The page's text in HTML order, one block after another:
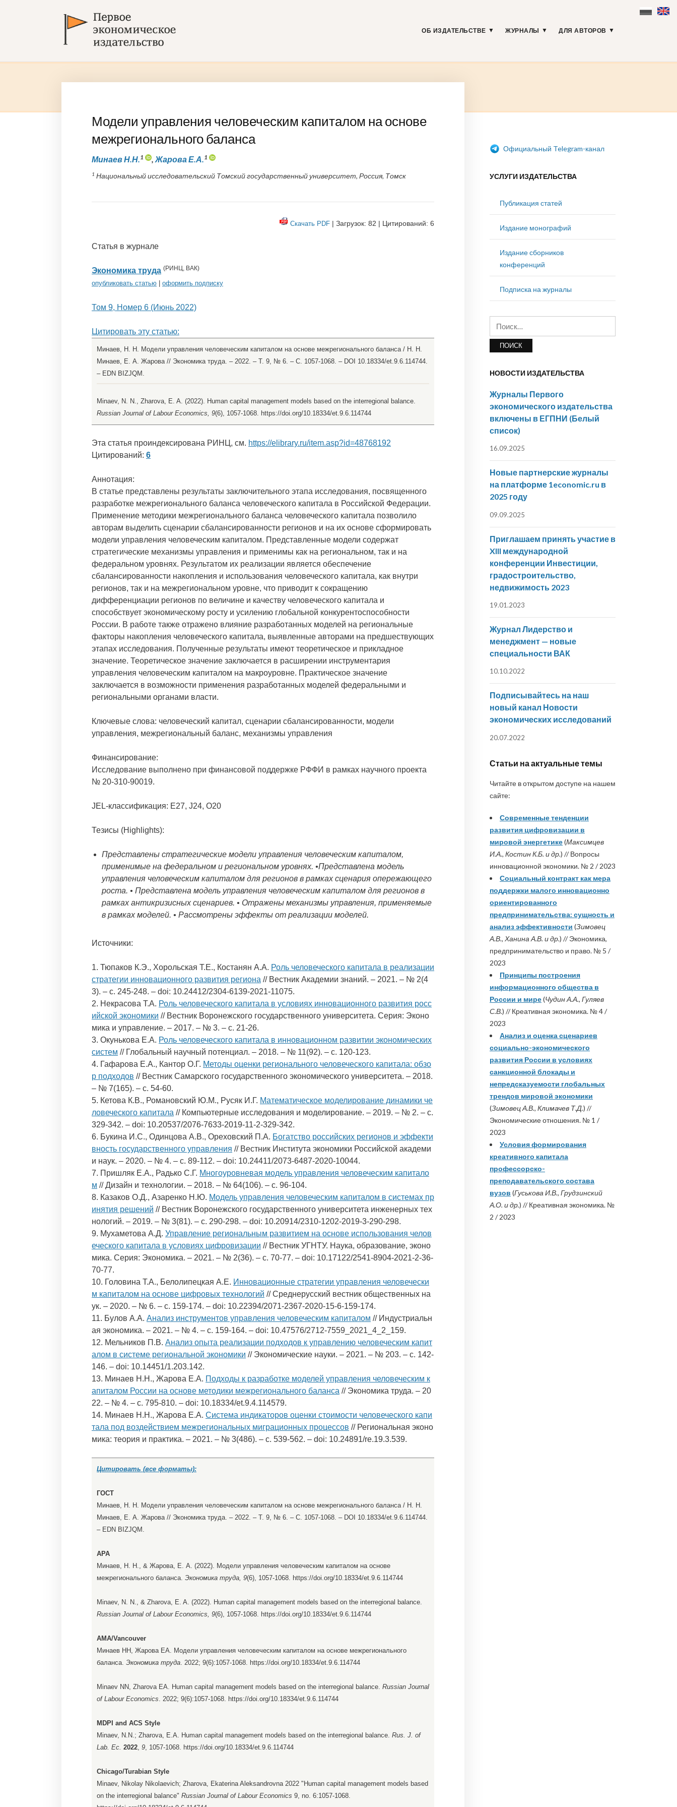
ОБ ИЗДАТЕЛЬСТВЕ ЖУРНАЛЫ ДЛЯ АВТОРОВ
Модели управления человеческим капиталом на основе
межрегионального баланса
Минаев Н.Н.1 , Жарова Е.А.1
1 Национальный исследовательский Томский государственный университет, Россия, Томск
Скачать PDF | Загрузок: 82 | Цитирований: 6
Статья в журнале
Экономика труда (РИНЦ, ВАК)
опубликовать статью оформить подписку
Том 9, Номер 6 (Июнь 2022)
Цитировать эту статью:
Минаев, Н. Н. Модели управления человеческим капиталом на основе межрегионального баланса / Н. Н.
Минаев, Е. А. Жарова // Экономика труда. – 2022. – Т. 9, № 6. – С. 1057-1068. – DOI 10.18334/et.9.6.114744.
– EDN BIZJQM.
Minaev, N. N., Zharova, E. A. (2022). Human capital management models based on the interregional balance.
Russian Journal of Labour Economics, 9(6), 1057-1068. https://doi.org/10.18334/et.9.6.114744
Эта статья проиндексирована РИНЦ, см. https://elibrary.ru/item.asp?id=48768192
Цитирований: 6
Аннотация:
В статье представлены результаты заключительного этапа исследования, посвященного
разработке межрегионального баланса человеческого капитала в Российской Федерации.
Применение методики межрегионального баланса человеческого капитала позволило
авторам выделить сценарии сбалансированности регионов и на их основе сформировать
модели управления человеческим капиталом. Представленные модели содержат
стратегические механизмы управления и применимы как на региональном, так и на
федеральном уровнях. Результатом их реализации является обеспечение
сбалансированности накопления и использования человеческого капитала, как внутри
регионов, так и на межрегиональном уровне, что приводит к сокращению
дифференциации регионов по величине и качеству человеческого капитала и
способствует экономическому росту и усилению глобальной конкурентоспособности
России. В работе также отражено влияние разработанных моделей на региональные
факторы накопления человеческого капитала, выявленные авторами на предшествующих
этапах исследования. Полученные результаты имеют теоретическое и прикладное
значение. Теоретическое значение заключается в расширении инструментария
управления человеческим капиталом на макроуровне. Практическое значение
заключается в возможности применения разработанных моделей федеральными и
региональными органами власти.
Ключевые слова: человеческий капитал, сценарии сбалансированности, модели
управления, межрегиональный баланс, механизмы управления
Финансирование:
Исследование выполнено при финансовой поддержке РФФИ в рамках научного проекта
№ 20-310-90019.
JEL-классификация: E27, J24, O20
Тезисы (Highlights):
Представлены стратегические модели управления человеческим капиталом,
применимые на федеральном и региональном уровнях. •Представлена модель
управления человеческим капиталом для регионов в рамках сценария опережающего
роста. • Представлена модель управления человеческим капиталом для регионов в
рамках антикризисных сценариев. • Отражены механизмы управления, применяемые
в рамках моделей. • Рассмотрены эффекты от реализации моделей.
Источники:
1. Тюпаков К.Э., Хорольская Т.Е., Костанян A.A. Роль человеческого капитала в реализации
стратегии инновационного развития региона // Вестник Академии знаний. – 2021. – № 2(4
3). – c. 245-248. – doi: 10.24412/2304-6139-2021-11075.
2. Некрасова Т.А. Роль человеческого капитала в условиях инновационного развития росс
ийской экономики // Вестник Воронежского государственного университета. Серия: Эконо
мика и управление. – 2017. – № 3. – c. 21-26.
3. Окунькова Е.А. Роль человеческого капитала в инновационном развитии экономических
систем // Глобальный научный потенциал. – 2018. – № 11(92). – c. 120-123.
4. Гафарова Е.А., Кантор О.Г. Методы оценки регионального человеческого капитала: обзо
р подходов // Вестник Самарского государственного экономического университета. – 2018.
– № 7(165). – c. 54-60.
5. Кетова К.В., Романовский Ю.М., Русяк И.Г. Математическое моделирование динамики че
ловеческого капитала // Компьютерные исследования и моделирование. – 2019. – № 2. – c.
329-342. – doi: 10.20537/2076-7633-2019-11-2-329-342.
6. Букина И.С., Одинцова А.В., Ореховский П.А. Богатство российских регионов и эффекти
вность государственного управления // Вестник Института экономики Российской академи
и наук. – 2020. – № 4. – c. 89-112. – doi: 10.24411/2073-6487-2020-10044.
7. Пришляк Е.А., Радько С.Г. Многоуровневая модель управления человеческим капитало
м // Дизайн и технологии. – 2018. – № 64(106). – c. 96-104.
8. Казаков О.Д., Азаренко Н.Ю. Модель управления человеческим капиталом в системах пр
инятия решений // Вестник Воронежского государственного университета инженерных тех
нологий. – 2019. – № 3(81). – c. 290-298. – doi: 10.20914/2310-1202-2019-3-290-298.
9. Мухаметова А.Д. Управление региональным развитием на основе использования челов
еческого капитала в условиях цифровизации // Вестник УГНТУ. Наука, образование, эконо
мика. Серия: Экономика. – 2021. – № 2(36). – c. 70-77. – doi: 10.17122/2541-8904-2021-2-36-
70-77.
10. Головина Т.А., Белолипецкая А.Е. Инновационные стратегии управления человечески
м капиталом на основе цифровых технологий // Среднерусский вестник общественных на
ук. – 2020. – № 6. – c. 159-174. – doi: 10.22394/2071-2367-2020-15-6-159-174.
11. Булов А.А. Анализ инструментов управления человеческим капиталом // Индустриальн
ая экономика. – 2021. – № 4. – c. 159-164. – doi: 10.47576/2712-7559_2021_4_2_159.
12. Мельников П.В. Анализ опыта реализации подходов к управлению человеческим капит
алом в системе региональной экономики // Экономические науки. – 2021. – № 203. – c. 142-
146. – doi: 10.14451/1.203.142.
13. Минаев Н.Н., Жарова Е.А. Подходы к разработке моделей управления человеческим к
апиталом России на основе методики межрегионального баланса // Экономика труда. – 20
22. – № 4. – c. 795-810. – doi: 10.18334/et.9.4.114579.
14. Минаев Н.Н., Жарова Е.А. Система индикаторов оценки стоимости человеческого капи
тала под воздействием межрегиональных миграционных процессов // Региональная эконо
мика: теория и практика. – 2021. – № 3(486). – c. 539-562. – doi: 10.24891/re.19.3.539.
Цитировать (все форматы):
ГОСТ
Минаев, Н. Н. Модели управления человеческим капиталом на основе межрегионального баланса / Н. Н.
Минаев, Е. А. Жарова // Экономика труда. – 2022. – Т. 9, № 6. – С. 1057-1068. – DOI 10.18334/et.9.6.114744.
– EDN BIZJQM.
APA
Минаев, Н. Н., & Жарова, Е. А. (2022). Модели управления человеческим капиталом на основе
межрегионального баланса. Экономика труда, 9(6), 1057-1068. https://doi.org/10.18334/et.9.6.114744
Minaev, N. N., & Zharova, E. A. (2022). Human capital management models based on the interregional balance.
Russian Journal of Labour Economics, 9(6), 1057-1068. https://doi.org/10.18334/et.9.6.114744
AMA/Vancouver
Минаев НН, Жарова ЕА. Модели управления человеческим капиталом на основе межрегионального
баланса. Экономика труда. 2022; 9(6):1057-1068. https://doi.org/10.18334/et.9.6.114744
Minaev NN, Zharova EA. Human capital management models based on the interregional balance. Russian Journal
of Labour Economics. 2022; 9(6):1057-1068. https://doi.org/10.18334/et.9.6.114744
MDPI and ACS Style
Minaev, N.N.; Zharova, E.A. Human capital management models based on the interregional balance. Rus. J. of
Lab. Ec. 2022, 9, 1057-1068. https://doi.org/10.18334/et.9.6.114744
Chicago/Turabian Style
Minaev, Nikolay Nikolaevich; Zharova, Ekaterina Aleksandrovna 2022 "Human capital management models based
on the interregional balance" Russian Journal of Labour Economics 9, no. 6:1057-1068.
Официальный Telegram-канал
УСЛУГИ ИЗДАТЕЛЬСТВА
Публикация статей
Издание монографий
Издание сборников
конференций
Подписка на журналы
НОВОСТИ ИЗДАТЕЛЬСТВА
Журналы Первого
экономического издательства
включены в ЕГПНИ (Белый
список)
16.09.2025
Новые партнерские журналы
на платформе 1economic.ru в
2025 году
09.09.2025
Приглашаем принять участие в
XIII международной
конференции Инвестиции,
градостроительство,
недвижимость 2023
19.01.2023
Журнал Лидерство и
менеджмент — новые
специальности ВАК
10.10.2022
Подписывайтесь на наш
новый канал Новости
экономических исследований
20.07.2022
Статьи на актуальные темы
Читайте в открытом доступе на нашем
сайте:
Современные тенденции
развития цифровизации в
мировой энергетике(Максимцев
И.А., Костин К.Б. и др.) // Вопросы
инновационной экономики. № 2 / 2023
Социальный контракт как мера
поддержки малого инновационно
ориентированного
предпринимательства: сущность и
анализ эффективности (Зимовец
А.В., Ханина А.В. и др.) // Экономика,
предпринимательство и право. № 5 /
2023
Принципы построения
информационного общества в
России и мире(Чудин А.А., Гуляев
С.В.) // Креативная экономика. № 4 /
2023
Анализ и оценка сценариев
социально-экономического
развития России в условиях
санкционной блокады и
непредсказуемости глобальных
трендов мировой экономики
(Зимовец А.В., Климачев Т.Д.) //
Экономические отношения. № 1 /
2023
Условия формирования
креативного капитала
профессорско-
преподавательского состава
вузов (Гуськова И.В., Грудзинский
А.О. и др.) // Креативная экономика. №
2 / 2023